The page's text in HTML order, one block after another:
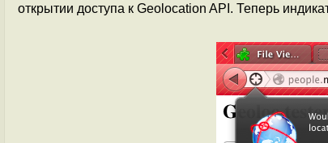
открытии доступа к Geolocation API. Теперь